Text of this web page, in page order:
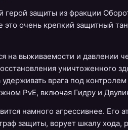
защиты из фракции
это очень крепкий защитный
на выживаемости и давлении
уничтоженного
врага под
PvE, включая Гидру и
намного агрессивнее.
защиты, ворует шкалу